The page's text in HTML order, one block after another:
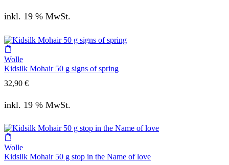
inkl. 19 % MwSt.
Wolle
Kidsilk Mohair 50 g signs of spring
32,90 €
inkl. 19 % MwSt.
Wolle
Kidsilk Mohair 50 g stop in the Name of love